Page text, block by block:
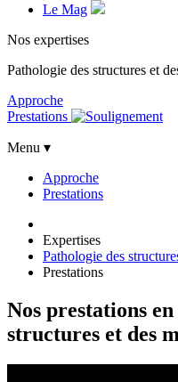
Le Mag
Nos expertises
Pathologie des structures et
Approche
Prestations
Menu ▾
Approche
Prestations
Expertises
Pathologie des
Prestations
Nos prestations
structures et des